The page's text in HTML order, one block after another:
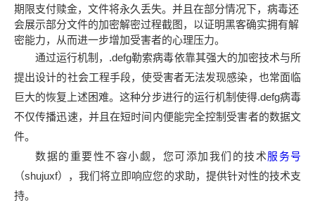
期限支付赎金，文件将永久丢失。并且在部分情况下，病毒还
会展示部分文件的加密解密过程截图，以证明黑客确实拥有解
密能力，从而进一步增加受害者的心理压力。
通过运行机制，.defg勒索病毒依靠其强大的加密技术与所
提出设计的社会工程手段，使受害者无法发现感染，也常面临
巨大的恢复上述困难。这种分步进行的运行机制使得.defg病毒
不仅传播迅速，并且在短时间内便能完全控制受害者的数据文
件。
数据的重要性不容小觑，您可添加我们的技术服务号
（shujuxf），我们将立即响应您的求助，提供针对性的技术支
持。